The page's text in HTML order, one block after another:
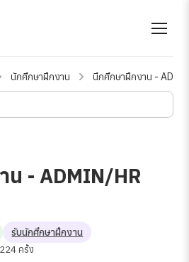
นักศึกษาฝึกงาน นึกศึกษาฝึกงาน -
- ADMIN/HR
รับนักศึกษาฝึกงาน
ครั้ง